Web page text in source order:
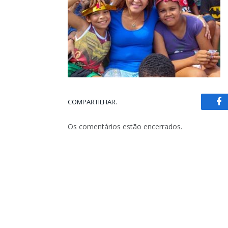
COMPARTILHAR.
Os comentários estão encerrados.